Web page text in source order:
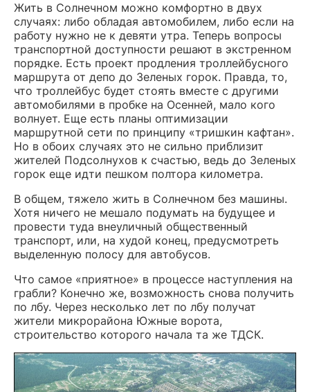
Жить в Солнечном можно комфортно в двух
случаях: либо обладая автомобилем, либо если на
работу нужно не к девяти утра. Теперь вопросы
транспортной доступности решают в экстренном
порядке. Есть проект продления троллейбусного
маршрута от депо до Зеленых горок. Правда, то,
что троллейбус будет стоять вместе с другими
автомобилями в пробке на Осенней, мало кого
волнует. Еще есть планы оптимизации
маршрутной сети по принципу «тришкин кафтан».
Но в обоих случаях это не сильно приблизит
жителей Подсолнухов к счастью, ведь до Зеленых
горок еще идти пешком полтора километра.
В общем, тяжело жить в Солнечном без машины.
Хотя ничего не мешало подумать на будущее и
провести туда внеуличный общественный
транспорт, или, на худой конец, предусмотреть
выделенную полосу для автобусов.
Что самое «приятное» в процессе наступления на
грабли? Конечно же, возможность снова получить
по лбу. Через несколько лет по лбу получат
жители микрорайона Южные ворота,
строительство которого начала та же ТДСК.